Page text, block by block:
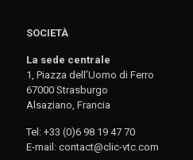
SOCIETÀ
La sede centrale
1, Piazza dell’Uomo di Ferro
67000 Strasburgo
Alsaziano, Francia
Tel: +33 (0)6 98 19 47 70
E-mail: contact@clic-vtc.com